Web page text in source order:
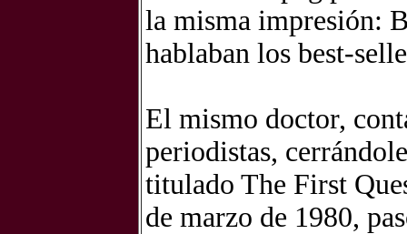
la misma impresión:
hablaban los best-
El mismo doctor,
periodistas,
titulado The First
de marzo de 1980,